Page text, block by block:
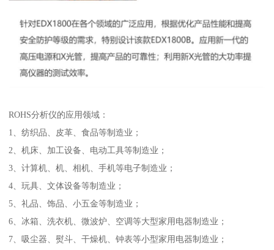
ROHS分析仪的应用领域：
1、纺织品、皮革、食品等制造业；
2、机床、加工设备、电动工具等制造业；
3、计算机、机、相机、手机等电子制造业；
4、玩具、文体设备等制造业；
5、礼品、饰品、小五金等制造业；
6、冰箱、洗衣机、微波炉、空调等大型家用电器制造业；
7、吸尘器、熨斗、干燥机、钟表等小型家用电器制造业；